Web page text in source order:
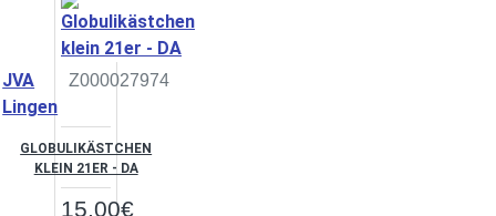
JVA
Lingen
Z000027974
GLOBULIKÄSTCHEN
KLEIN 21ER - DA
15,00€